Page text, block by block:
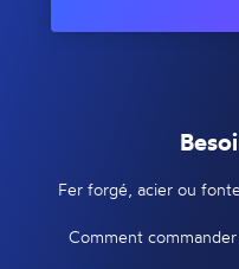
Fer forgé, acier ou
Comment